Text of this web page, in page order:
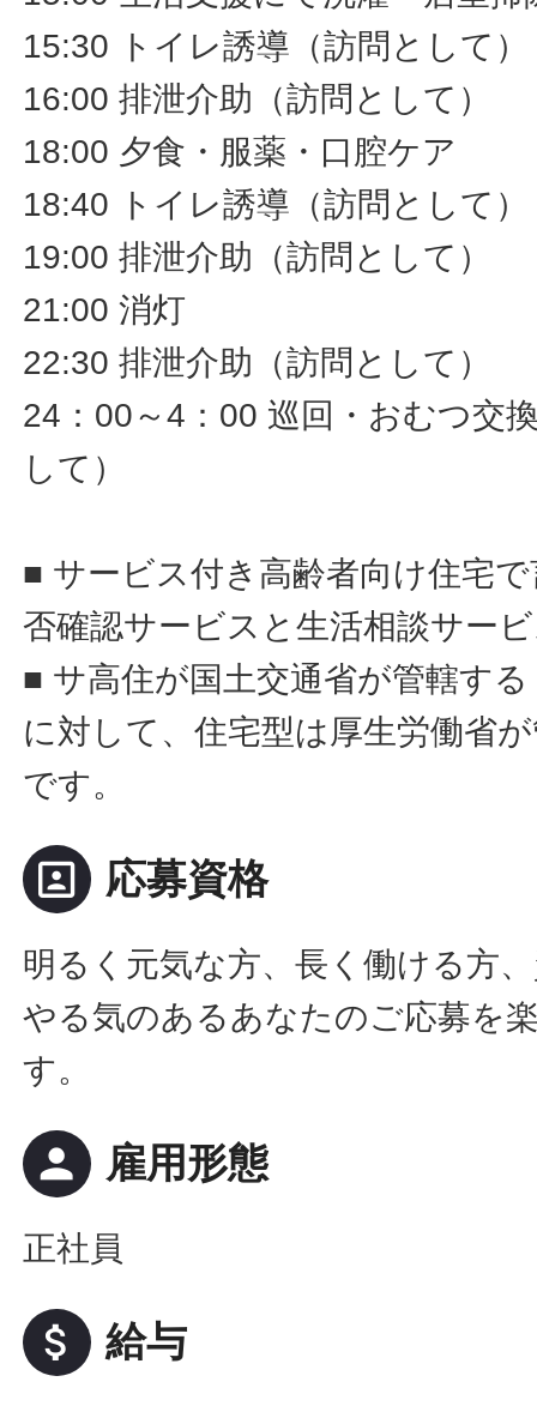
15:30 トイレ誘導（訪問として）
16:00 排泄介助（訪問として）
18:00 夕食・服薬・口腔ケア
18:40 トイレ誘導（訪問として）
19:00 排泄介助（訪問として）
21:00 消灯
22:30 排泄介助（訪問として）
24：00～4：00 巡回・おむつ交
して）
■ サービス付き高齢者向け住宅
否確認サービスと生活相談サー
■ サ高住が国土交通省が管轄す
に対して、住宅型は厚生労働省
です。
portrait 応募資格
明るく元気な方、長く働ける方
やる気のあるあなたのご応募を
す。
person 雇用形態
正社員
attach_money 給与